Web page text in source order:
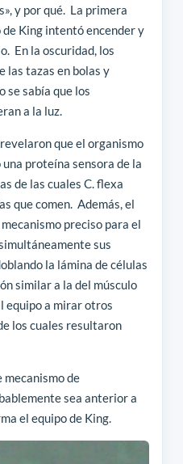
y por qué. La primera
King intentó encender y
En la oscuridad, los
las tazas en bolas y
se sabía que los
a la luz.
que el organismo
proteína sensora de la
de las cuales C. flexa
que comen. Además, el
preciso para el
sus
la lámina de células
similar a la del músculo
equipo a mirar otros
los cuales resultaron
mecanismo de
sea anterior a
el equipo de King.